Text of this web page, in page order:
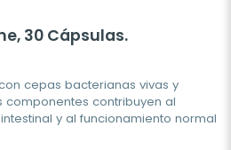
30 Cápsulas.
cepas bacterianas vivas y
componentes contribuyen al
y al funcionamiento normal